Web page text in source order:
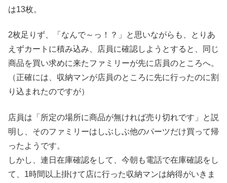
は13枚。
2枚足りず、「なんで～っ！？」と思いながらも、とりあ
えずカートに積み込み、店員に確認しようとすると、同じ
商品を買い求めに来たファミリーが先に店員のところへ。
（正確には、収納マンが店員のところに先に行ったのに割
り込まれたのですが）
店員は「所定の場所に商品が無ければ売り切れです」と説
明し、そのファミリーはしぶしぶ他のパーツだけ買って帰
ったようです。
しかし、連日在庫確認をして、今朝も電話で在庫確認をし
て、1時間以上掛けて店に行った収納マンは納得がいきま